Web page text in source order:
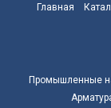
Главная
Промышленные